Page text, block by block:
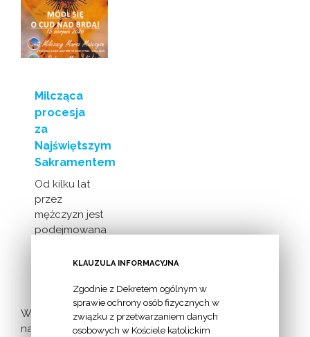
Milcząca
procesja
za
Najświętszym
Sakramentem
Od kilku lat
przez
mężczyzn jest
podejmowana
milczącej [...]
Więcej
nadchodzących
KLAUZULA INFORMACYJNA
Zgodnie z Dekretem ogólnym w
sprawie ochrony osób fizycznych w
związku z przetwarzaniem danych
osobowych w Kościele katolickim